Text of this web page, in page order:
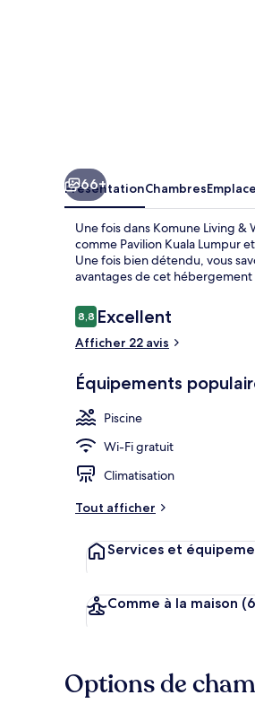
66+
PrésentationChambres
Une fois dans Komune Living
comme Pavilion Kuala Lumpur
Une fois bien détendu, vous
avantages de cet
Avis
voyageurs
8,88,8 sur 10
Excellent
Afficher 22 avis
Équipements
Piscine
Wi-Fi gratuit
Climatisation
Tout afficher
Services et
Comme à la maison
Options de